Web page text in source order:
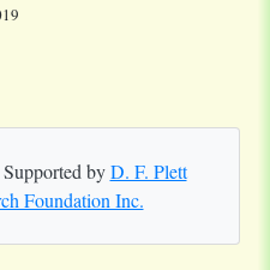
byD. F. Plett
Foundation Inc.